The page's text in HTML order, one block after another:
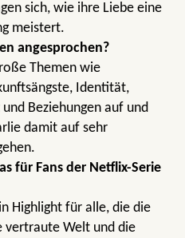
sich, wie ihre Liebe eine
meistert.
angesprochen?
Themen wie
Identität,
Beziehungen auf und
damit auf sehr
für Fans der Netflix-Serie
Highlight für alle, die die
vertraute Welt und die